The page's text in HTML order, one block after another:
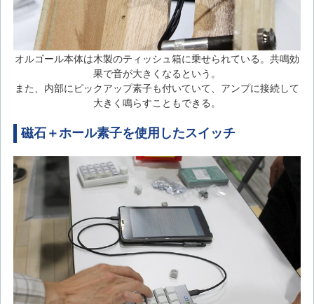
オルゴール本体は木製のティッシュ箱に乗せられている。共鳴効
果で音が大きくなるという。
また、内部にピックアップ素子も付いていて、アンプに接続して
大きく鳴らすこともできる。
磁石＋ホール素子を使用したスイッチ